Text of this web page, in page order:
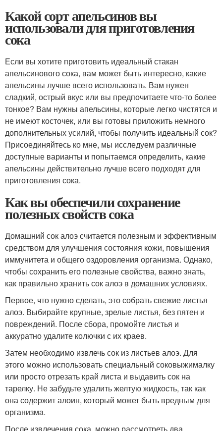
Какой сорт апельсинов вы
использовали для приготовления
сока
Если вы хотите приготовить идеальный стакан
апельсинового сока, вам может быть интересно, какие
апельсины лучше всего использовать. Вам нужен
сладкий, острый вкус или вы предпочитаете что-то более
тонкое? Вам нужны апельсины, которые легко чистятся и
не имеют косточек, или вы готовы приложить немного
дополнительных усилий, чтобы получить идеальный сок?
Присоединяйтесь ко мне, мы исследуем различные
доступные варианты и попытаемся определить, какие
апельсины действительно лучше всего подходят для
приготовления сока.
Как вы обеспечили сохранение
полезных свойств сока
Домашний сок алоэ считается полезным и эффективным
средством для улучшения состояния кожи, повышения
иммунитета и общего оздоровления организма. Однако,
чтобы сохранить его полезные свойства, важно знать,
как правильно хранить сок алоэ в домашних условиях.
Первое, что нужно сделать, это собрать свежие листья
алоэ. Выбирайте крупные, зрелые листья, без пятен и
повреждений. После сбора, промойте листья и
аккуратно удалите колючки с их краев.
Затем необходимо извлечь сок из листьев алоэ. Для
этого можно использовать специальный соковыжималку
или просто отрезать край листа и выдавить сок на
тарелку. Не забудьте удалить желтую жидкость, так как
она содержит алоин, который может быть вредным для
организма.